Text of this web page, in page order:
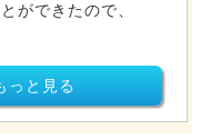
ができたので、
っと見る